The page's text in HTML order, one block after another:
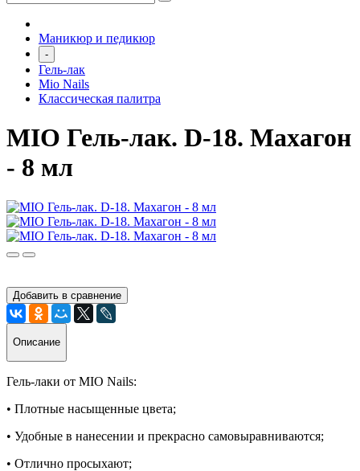
Маникюр и педикюр
-
Гель-лак
Mio Nails
Классическая палитра
MIO Гель-лак. D-18. Махагон
- 8 мл
Добавить в сравнение
Описание
Гель-лаки от MIO Nails:
• Плотные насыщенные цвета;
• Удобные в нанесении и прекрасно самовыравниваются;
• Отлично просыхают;